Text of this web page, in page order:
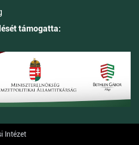
támogatta:
Intézet